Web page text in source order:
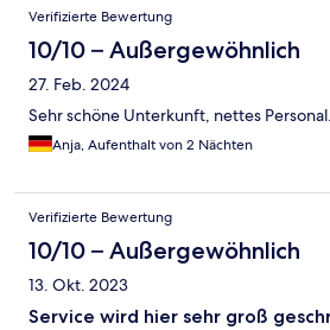
Verifizierte Bewertung
10/10 – Außergewöhnlich
27. Feb. 2024
Sehr schöne Unterkunft, nettes Personal.
Anja, Aufenthalt von 2 Nächten
Verifizierte Bewertung
10/10 – Außergewöhnlich
13. Okt. 2023
Service wird hier sehr groß